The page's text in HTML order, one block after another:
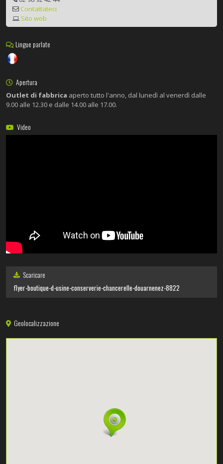
Contattateci
Sito web
Lingue parlate
Apertura
Outlet di fabbrica aperto tutto l'anno, dal lunedì al venerdì dalle
9.00 alle 12.30 e dalle 14.00 alle 17.00.
Video
Scaricare
flyer-boutique-d-usine-conserverie-chancerelle-douarnenez-8822
Geolocalizzazione